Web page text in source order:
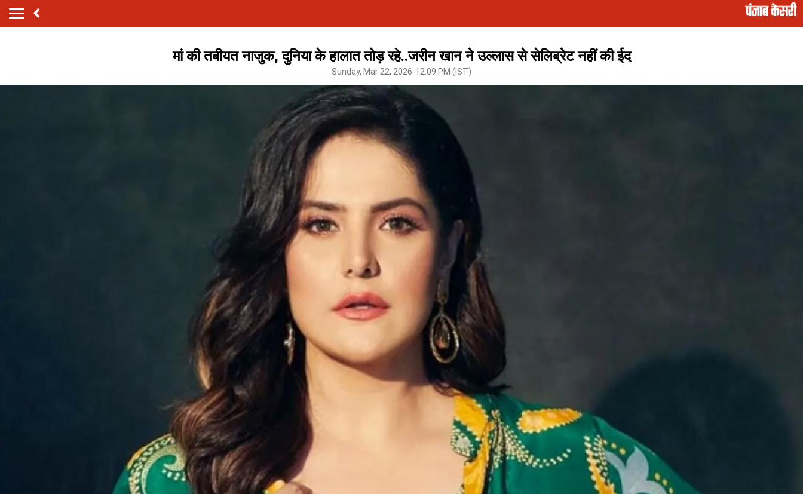
मां की तबीयत नाजुक, दुनिया के हालात तोड़ रहे..जरीन खान ने उल्लास से सेलिब्रेट नहीं की ईद
Sunday, Mar 22, 2026-12:09 PM (IST)